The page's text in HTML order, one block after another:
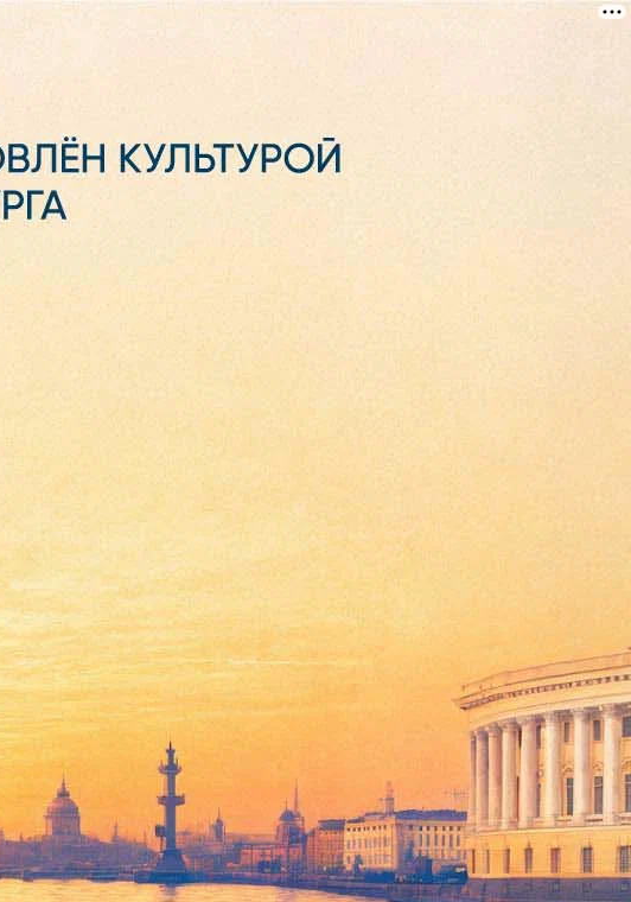
в марте
, поступит в продажу уже в марте. Об этом сообщает редакция
альтер-эго, читателем и персонажами произведений о самом важном и
шаг влево или шаг вправо и прийти... куда-то в совсем другую жизнь?
— говорит сам Захар Прилепин.